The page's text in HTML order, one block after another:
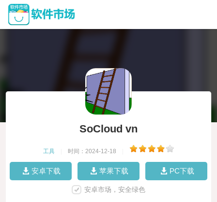
SoCloud vn
工具 时间：2024-12-18
安卓下载 苹果下载 PC下载
安卓市场，安全绿色